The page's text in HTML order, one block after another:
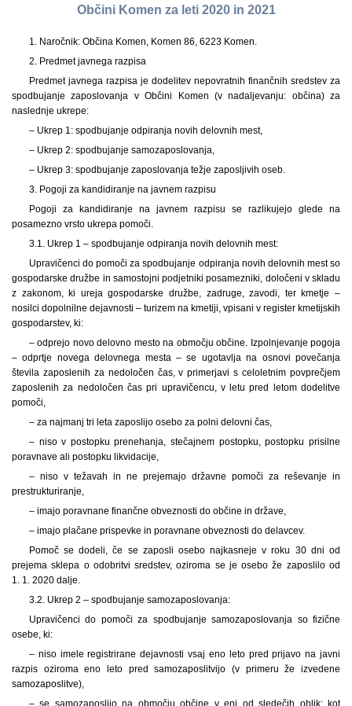
Občini Komen za leti 2020 in 2021
1. Naročnik: Občina Komen, Komen 86, 6223 Komen.
2. Predmet javnega razpisa
Predmet javnega razpisa je dodelitev nepovratnih finančnih sredstev za
spodbujanje zaposlovanja v Občini Komen (v nadaljevanju: občina) za
naslednje ukrepe:
– Ukrep 1: spodbujanje odpiranja novih delovnih mest,
– Ukrep 2: spodbujanje samozaposlovanja,
– Ukrep 3: spodbujanje zaposlovanja težje zaposljivih oseb.
3. Pogoji za kandidiranje na javnem razpisu
Pogoji za kandidiranje na javnem razpisu se razlikujejo glede na
posamezno vrsto ukrepa pomoči.
3.1. Ukrep 1 – spodbujanje odpiranja novih delovnih mest:
Upravičenci do pomoči za spodbujanje odpiranja novih delovnih mest so
gospodarske družbe in samostojni podjetniki posamezniki, določeni v skladu
z zakonom, ki ureja gospodarske družbe, zadruge, zavodi, ter kmetje –
nosilci dopolnilne dejavnosti – turizem na kmetiji, vpisani v register kmetijskih
gospodarstev, ki:
– odprejo novo delovno mesto na območju občine. Izpolnjevanje pogoja
– odprtje novega delovnega mesta – se ugotavlja na osnovi povečanja
števila zaposlenih za nedoločen čas, v primerjavi s celoletnim povprečjem
zaposlenih za nedoločen čas pri upravičencu, v letu pred letom dodelitve
pomoči,
– za najmanj tri leta zaposlijo osebo za polni delovni čas,
– niso v postopku prenehanja, stečajnem postopku, postopku prisilne
poravnave ali postopku likvidacije,
– niso v težavah in ne prejemajo državne pomoči za reševanje in
prestrukturiranje,
– imajo poravnane finančne obveznosti do občine in države,
– imajo plačane prispevke in poravnane obveznosti do delavcev.
Pomoč se dodeli, če se zaposli osebo najkasneje v roku 30 dni od
prejema sklepa o odobritvi sredstev, oziroma se je osebo že zaposlilo od
1. 1. 2020 dalje.
3.2. Ukrep 2 – spodbujanje samozaposlovanja:
Upravičenci do pomoči za spodbujanje samozaposlovanja so fizične
osebe, ki:
– niso imele registrirane dejavnosti vsaj eno leto pred prijavo na javni
razpis oziroma eno leto pred samozaposlitvijo (v primeru že izvedene
samozaposlitve),
– se samozaposlijo na območju občine v eni od sledečih oblik: kot